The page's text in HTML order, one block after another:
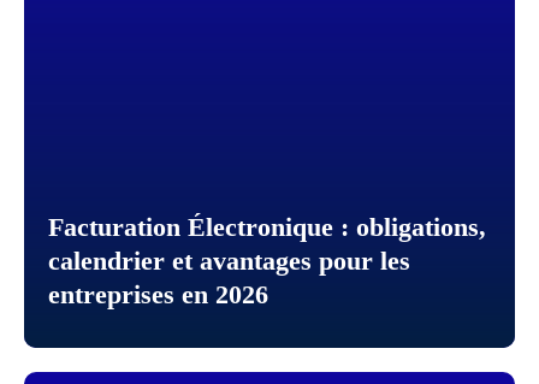
Facturation Électronique : obligations,
calendrier et avantages pour les
entreprises en 2026